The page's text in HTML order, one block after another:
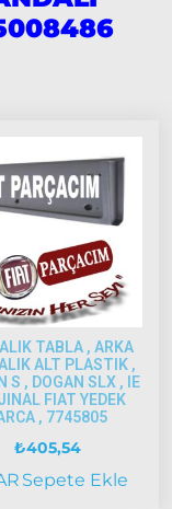
TABLA , ARKA
ALT PLASTIK ,
S , DOGAN SLX , IE
FIAT YEDEK
, 7745805
₺405,54
Sepete Ekle